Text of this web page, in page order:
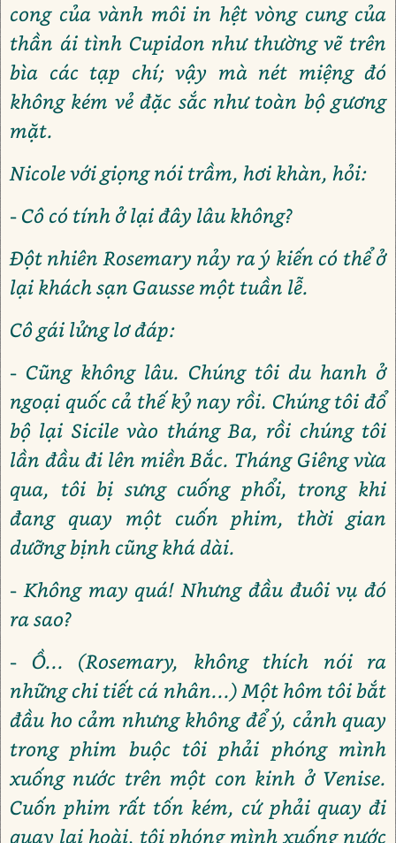
cong của vành môi in hệt vòng cung của
thần ái tình Cupidon như thường vẽ trên
bìa các tạp chí; vậy mà nét miệng đó
không kém vẻ đặc sắc như toàn bộ gương
mặt.
Nicole với giọng nói trầm, hơi khàn, hỏi:
- Cô có tính ở lại đây lâu không?
Đột nhiên Rosemary nảy ra ý kiến có thể ở
lại khách sạn Gausse một tuần lễ.
Cô gái lửng lơ đáp:
- Cũng không lâu. Chúng tôi du hanh ở
ngoại quốc cả thế kỷ nay rồi. Chúng tôi đổ
bộ lại Sicile vào tháng Ba, rồi chúng tôi
lần đầu đi lên miền Bắc. Tháng Giêng vừa
qua, tôi bị sưng cuống phổi, trong khi
đang quay một cuốn phim, thời gian
dưỡng bịnh cũng khá dài.
- Không may quá! Nhưng đầu đuôi vụ đó
ra sao?
- Ồ... (Rosemary, không thích nói ra
những chi tiết cá nhân...) Một hôm tôi bắt
đầu ho cảm nhưng không để ý, cảnh quay
trong phim buộc tôi phải phóng mình
xuống nước trên một con kinh ở Venise.
Cuốn phim rất tốn kém, cứ phải quay đi
quay lại hoài, tôi phóng mình xuống nước